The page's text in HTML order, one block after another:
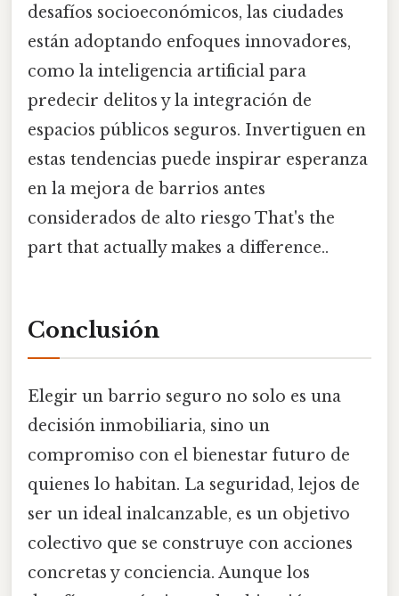
desafíos socioeconómicos, las ciudades
están adoptando enfoques innovadores,
como la inteligencia artificial para
predecir delitos y la integración de
espacios públicos seguros. Invertiguen en
estas tendencias puede inspirar esperanza
en la mejora de barrios antes
considerados de alto riesgo That's the
part that actually makes a difference..
Conclusión
Elegir un barrio seguro no solo es una
decisión inmobiliaria, sino un
compromiso con el bienestar futuro de
quienes lo habitan. La seguridad, lejos de
ser un ideal inalcanzable, es un objetivo
colectivo que se construye con acciones
concretas y conciencia. Aunque los